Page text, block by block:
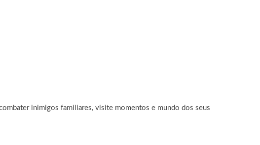
inimigos familiares, visite momentos e mundo dos seus